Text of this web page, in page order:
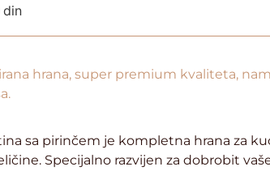
din
hrana, super premium kvaliteta,
sa pirinčem je kompletna hrana za
Specijalno razvijen za dobrobit